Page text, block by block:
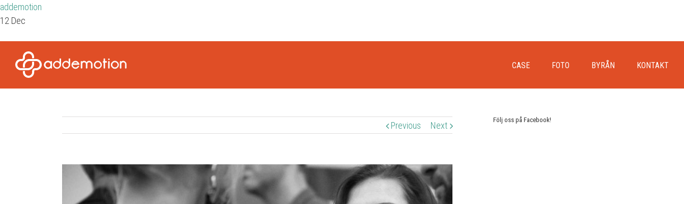
addemotion
12 Dec
CASE FOTO BYRÅN KONTAKT
Previous Next
Image
Följ oss på Facebook!